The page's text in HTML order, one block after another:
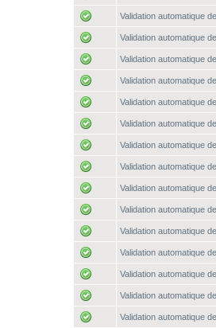
Validation automatique
Validation automatique
Validation automatique
Validation automatique
Validation automatique
Validation automatique
Validation automatique
Validation automatique
Validation automatique
Validation automatique
Validation automatique
Validation automatique
Validation automatique
Validation automatique
Validation automatique